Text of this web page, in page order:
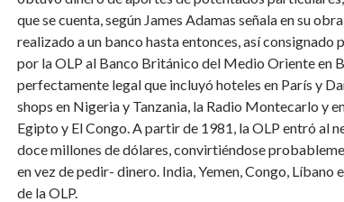
que se cuenta, según James Adamas señala en su
realizado a un banco hasta entonces, así
por la OLP al Banco Británico del Medio Oriente en
perfectamente legal que incluyó hoteles en París y
shops en Nigeria y Tanzania, la Radio Montecarlo y
Egipto y El Congo. A partir de 1981, la OLP entró
doce millones de dólares, convirtiéndose
en vez de pedir- dinero. India, Yemen, Congo,
de la OLP.